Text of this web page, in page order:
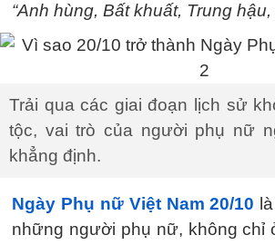
“Anh hùng, Bất khuất, Trung
Trải qua các giai đoạn lịch sử
tộc, vai trò của người phụ nữ
khẳng định.
Ngày Phụ nữ Việt Nam 20/10
những người phụ nữ, không chỉ